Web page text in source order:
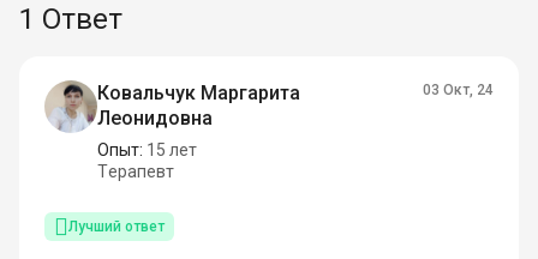
1 Ответ
Ковальчук Маргарита
Леонидовна
Опыт: 15 лет
Терапевт
03 Окт, 24
Лучший ответ